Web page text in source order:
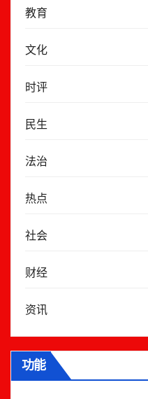
教育
文化
时评
民生
法治
热点
社会
财经
资讯
功能